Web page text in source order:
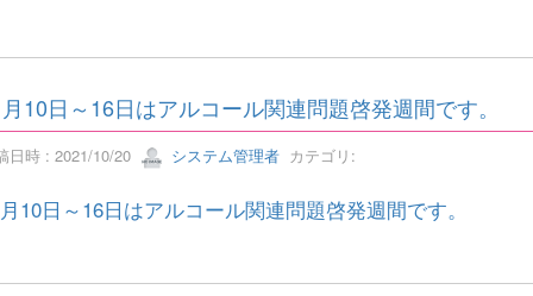
10日～16日はアルコール関連問題啓発週間です。
日時 : 2021/10/20 システム管理者カテゴリ:
10日～16日はアルコール関連問題啓発週間です。